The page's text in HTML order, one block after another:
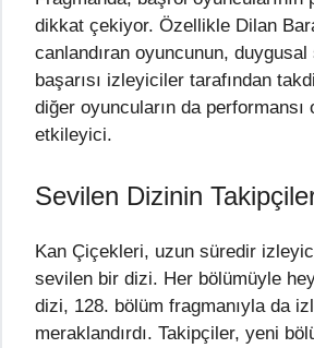
dikkat çekiyor. Özellikle Dilan
canlandıran oyuncunun,
başarısı izleyiciler tarafından
diğer oyuncuların da performansı
etkileyici.
Sevilen Dizinin
Kan Çiçekleri, uzun süredir
sevilen bir dizi. Her bölümüyle
dizi, 128. bölüm fragmanıyla da
meraklandırdı. Takipçiler, yeni